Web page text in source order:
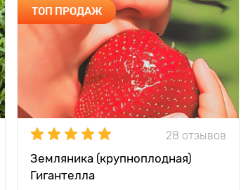
ТОП ПРОДАЖ
28 отзывов
Земляника (крупноплодная)
Гигантелла